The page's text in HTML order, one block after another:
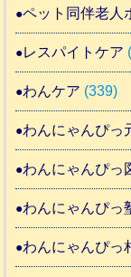
ペット同伴老人
レスパイトケア
わんケア (339)
わんにゃんぴっ
わんにゃんぴっ
わんにゃんぴっ
わんにゃんぴっ